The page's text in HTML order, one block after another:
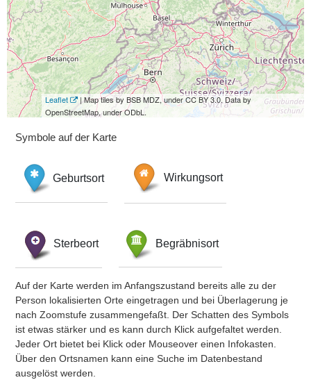
Leaflet
| Map tiles by BSB MDZ, under CC BY 3.0. Data by
OpenStreetMap, under ODbL.
Symbole auf der Karte
Geburtsort Wirkungsort
Sterbeort Begräbnisort
Auf der Karte werden im Anfangszustand bereits alle zu der
Person lokalisierten Orte eingetragen und bei Überlagerung je
nach Zoomstufe zusammengefaßt. Der Schatten des Symbols
ist etwas stärker und es kann durch Klick aufgefaltet werden.
Jeder Ort bietet bei Klick oder Mouseover einen Infokasten.
Über den Ortsnamen kann eine Suche im Datenbestand
ausgelöst werden.